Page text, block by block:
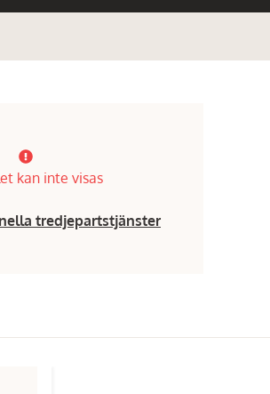
kan inte visas
tredjepartstjänster